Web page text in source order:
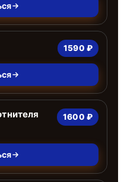
1590 ₽
1600 ₽